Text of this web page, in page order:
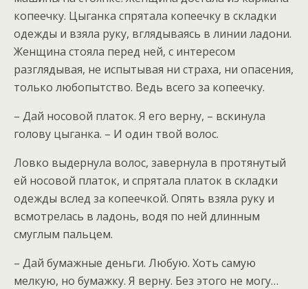
копеечку. Цыганка спрятала копеечку в складки
одежды и взяла руку, вглядываясь в линии ладони.
Женщина стояла перед ней, с интересом
разглядывая, не испытывая ни страха, ни опасения,
только любопытство. Ведь всего за копеечку.
– Дай носовой платок. Я его верну, – вскинула
голову цыганка. – И один твой волос.
Ловко выдернула волос, завернула в протянутый
ей носовой платок, и спрятала платок в складки
одежды вслед за копеечкой. Опять взяла руку и
всмотрелась в ладонь, водя по ней длинным
смуглым пальцем.
– Дай бумажные деньги. Любую. Хоть самую
мелкую, но бумажку. Я верну. Без этого не могу…